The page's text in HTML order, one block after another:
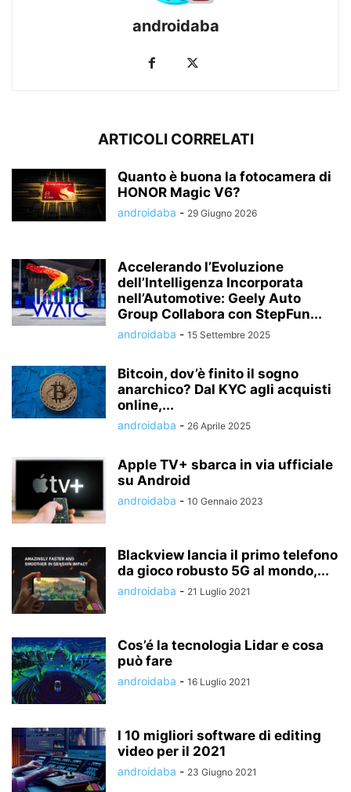
androidaba
ARTICOLI CORRELATI
Quanto è buona la fotocamera di
HONOR Magic V6?
androidaba - 29 Giugno 2026
Accelerando l’Evoluzione
dell’Intelligenza Incorporata
nell’Automotive: Geely Auto
Group Collabora con StepFun...
androidaba - 15 Settembre 2025
Bitcoin, dov’è finito il sogno
anarchico? Dal KYC agli acquisti
online,...
androidaba - 26 Aprile 2025
Apple TV+ sbarca in via ufficiale
su Android
androidaba - 10 Gennaio 2023
Blackview lancia il primo telefono
da gioco robusto 5G al mondo,...
androidaba - 21 Luglio 2021
Cos’é la tecnologia Lidar e cosa
può fare
androidaba - 16 Luglio 2021
I 10 migliori software di editing
video per il 2021
androidaba - 23 Giugno 2021